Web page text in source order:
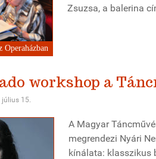
Operaházban
Zsuzsa, a balerina
workshop a
július 15.
A Magyar
megrendezi Nyári
kínálata: klasszikus